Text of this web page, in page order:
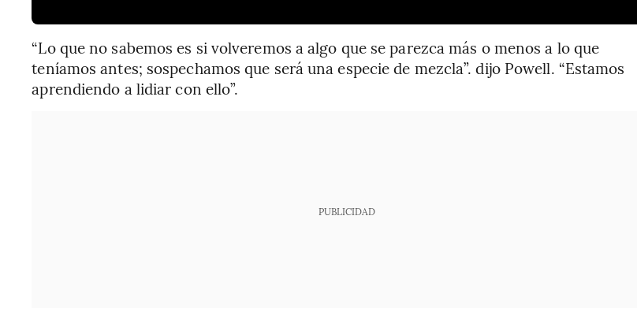
“Lo que no sabemos es si volveremos a algo que se parezca más o menos a lo que
teníamos antes; sospechamos que será una especie de mezcla”. dijo Powell. “Estamos
aprendiendo a lidiar con ello”.
PUBLICIDAD